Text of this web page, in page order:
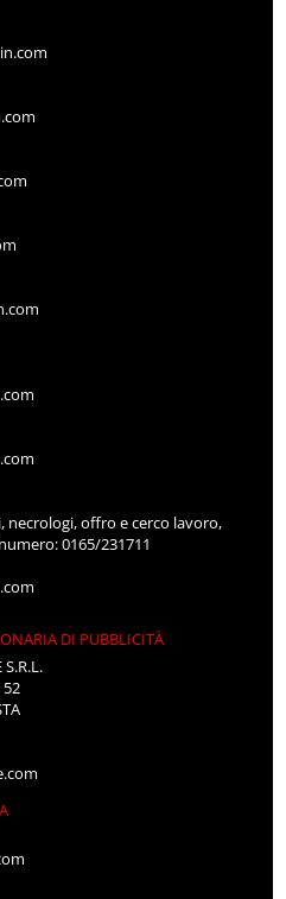
necrologi, offro e cerco lavoro,
0165/231711
DI PUBBLICITÀ
S.R.L.
52